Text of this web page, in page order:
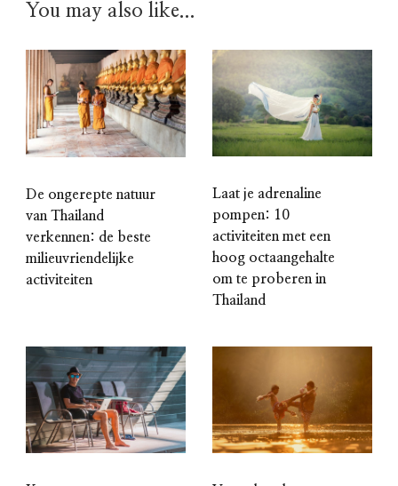
You may also like...
De ongerepte natuur
van Thailand
verkennen: de beste
milieuvriendelijke
activiteiten
Laat je adrenaline
pompen: 10
activiteiten met een
hoog octaangehalte
om te proberen in
Thailand